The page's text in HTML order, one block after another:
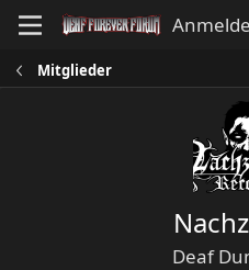
Mitglieder
Deaf